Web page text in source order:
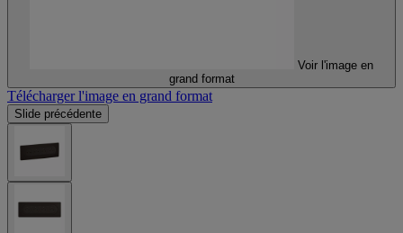
Voir l'image en
grand format
Télécharger l'image en grand format
Slide précédente